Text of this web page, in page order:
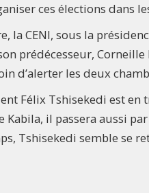
ces élections dans
la CENI, sous la
prédécesseur,
d’alerter les deux
Félix Tshisekedi est
il passera aussi
Tshisekedi semble se